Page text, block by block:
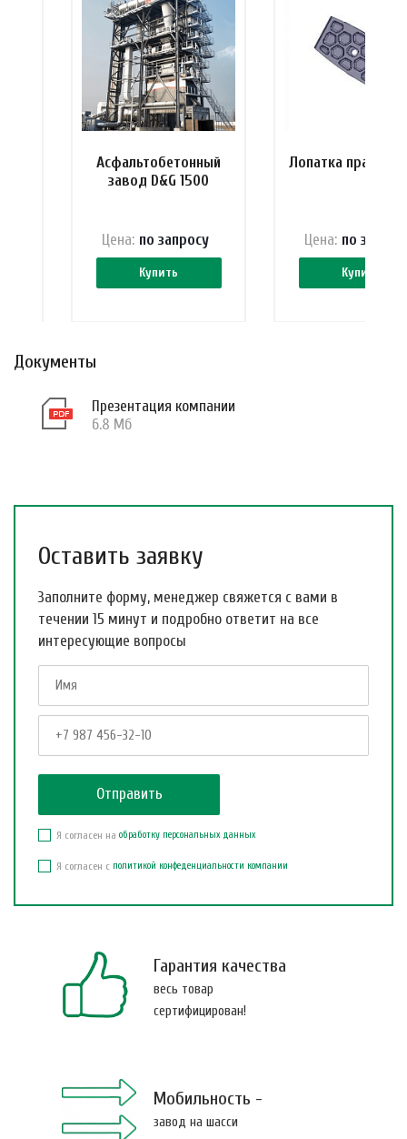
Асфальтобетонный
завод D&G 1500
Купить
Цена: по запросу
Лопатка правая
Купить
Цена: по зап
Документы
Презентация компании
6.8 Мб
Оставить заявку
Заполните форму, менеджер свяжется с вами в
течении 15 минут и подробно ответит на все
интересующие вопросы
Я согласен на обработку персональных данных
Я согласен с политикой конфеденциальности компании
Гарантия качества
весь товар
сертифицирован!
Мобильность -
завод на шасси